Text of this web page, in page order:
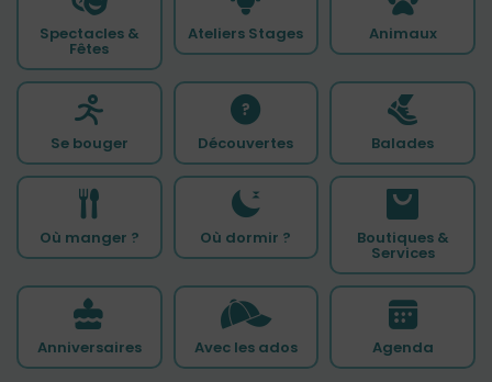
Spectacles &
Fêtes
Ateliers Stages Animaux
Se bouger Découvertes Balades
Où manger ? Où dormir ? Boutiques &
Services
Anniversaires Avec les ados Agenda